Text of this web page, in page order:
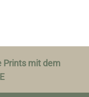
Prints mit dem